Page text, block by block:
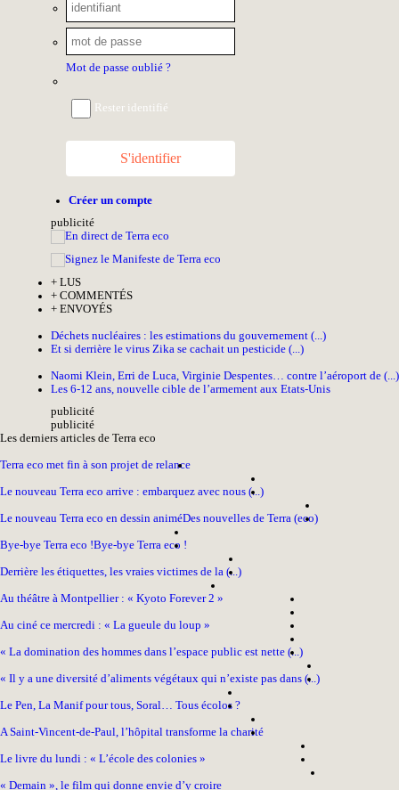
Mot de passe oublié ?
Rester identifié
S'identifier
Créer un compte
publicité
+ LUS
+ COMMENTÉS
+ ENVOYÉS
Déchets nucléaires : les estimations du gouvernement (...)
Et si derrière le virus Zika se cachait un pesticide (...)
Naomi Klein, Erri de Luca, Virginie Despentes… contre l’aéroport de (...)
Les 6-12 ans, nouvelle cible de l’armement aux Etats-Unis
publicité
publicité
Les derniers articles de Terra eco
Terra eco met fin à son projet de relance
Le nouveau Terra eco arrive : embarquez avec nous (...)
Le nouveau Terra eco en dessin animéDes nouvelles de Terra (eco)
Bye-bye Terra eco !Bye-bye Terra eco !
Derrière les étiquettes, les vraies victimes de la (...)
Au théâtre à Montpellier : « Kyoto Forever 2 »
Au ciné ce mercredi : « La gueule du loup »
« La domination des hommes dans l’espace public est nette (...)
« Il y a une diversité d’aliments végétaux qui n’existe pas dans (...)
Le Pen, La Manif pour tous, Soral… Tous écolos ?
A Saint-Vincent-de-Paul, l’hôpital transforme la charité
Le livre du lundi : « L’école des colonies »
« Demain », le film qui donne envie d’y croire